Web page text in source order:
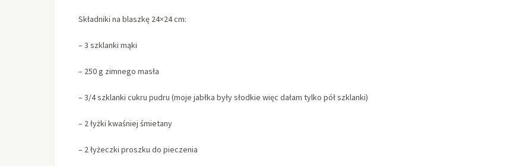
Składniki na blaszkę 24×24 cm:
– 3 szklanki mąki
– 250 g zimnego masła
– 3/4 szklanki cukru pudru (moje jabłka były słodkie więc dałam tylko pół szklanki)
– 2 łyżki kwaśniej śmietany
– 2 łyżeczki proszku do pieczenia